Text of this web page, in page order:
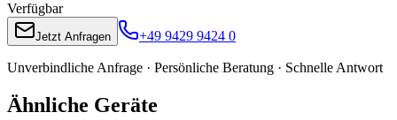
Verfügbar
Jetzt Anfragen +49 9429 9424 0
Unverbindliche Anfrage · Persönliche Beratung · Schnelle Antwort
Ähnliche Geräte